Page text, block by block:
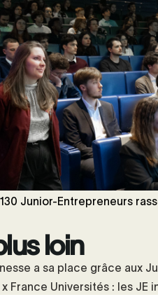
130 Junior-Entrepreneurs
loin
a sa place grâce aux
x France Universités : les JE